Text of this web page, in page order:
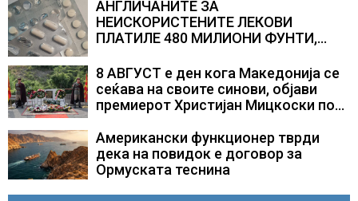
АНГЛИЧАНИТЕ ЗА
НЕИСКОРИСТЕНИТЕ ЛЕКОВИ
ПЛАТИЛЕ 480 МИЛИОНИ ФУНТИ,
само лекови што навистина им се
потребни
8 АВГУСТ е ден кога Македонија се
сеќава на своите синови, објави
премиерот Христијан Мицкоски по
загинувањето на десетмината
прилепски бранители
Американски функционер тврди
дека на повидок е договор за
Ормуската теснина